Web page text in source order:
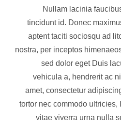
Nullam lacinia
tincidunt id. Donec
aptent taciti sociosqu ad
nostra, per inceptos
sed dolor eget Duis
vehicula a, hendrerit ac
amet, consectetur
tortor nec commodo
vitae viverra urna nulla